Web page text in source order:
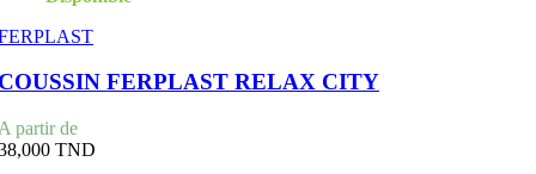
FERPLAST RELAX CITY
partir de
TND